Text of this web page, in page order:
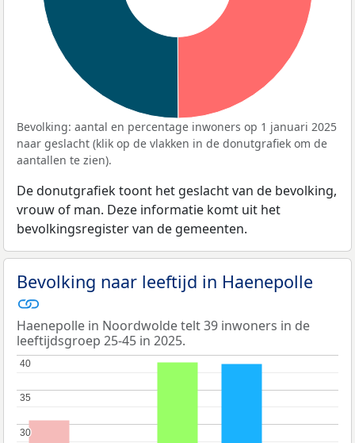
Bevolking: aantal en percentage inwoners op 1 januari 2025
naar geslacht (klik op de vlakken in de donutgrafiek om de
aantallen te zien).
De donutgrafiek toont het geslacht van de bevolking,
vrouw of man. Deze informatie komt uit het
bevolkingsregister van de gemeenten.
Bevolking naar leeftijd in Haenepolle
Haenepolle in Noordwolde telt 39 inwoners in de
leeftijdsgroep 25-45 in 2025.
30
30
35
35
40
40